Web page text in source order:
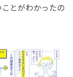
とがわかったの